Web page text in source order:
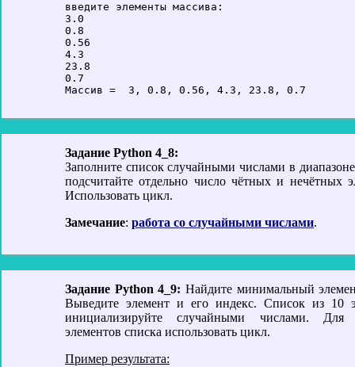
введите элементы массива:
3.0
0.8
0.56
4.3
23.8
0.7
Задание Python 4_8:
Заполните список случайными числами в
подсчитайте отдельно число чётных и нечётных
Использовать цикл.
Замечание: работа со случайными числами.
Задание Python 4_9: Найдите минимальный
Выведите элемент и его индекс. Список из 10
инициализируйте случайными числами. Для
элементов списка использовать цикл.
Пример результата: